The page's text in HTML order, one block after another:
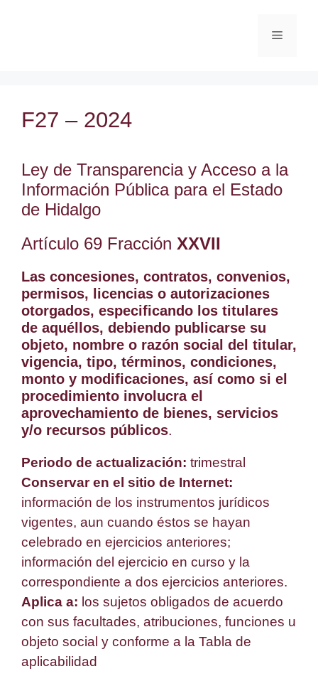
F27 – 2024
Ley de Transparencia y Acceso a la
Información Pública para el Estado
de Hidalgo
Artículo 69 Fracción XXVII
Las concesiones, contratos, convenios,
permisos, licencias o autorizaciones
otorgados, especificando los titulares
de aquéllos, debiendo publicarse su
objeto, nombre o razón social del titular,
vigencia, tipo, términos, condiciones,
monto y modificaciones, así como si el
procedimiento involucra el
aprovechamiento de bienes, servicios
y/o recursos públicos.
Periodo de actualización: trimestral
Conservar en el sitio de Internet:
información de los instrumentos jurídicos
vigentes, aun cuando éstos se hayan
celebrado en ejercicios anteriores;
información del ejercicio en curso y la
correspondiente a dos ejercicios anteriores.
Aplica a: los sujetos obligados de acuerdo
con sus facultades, atribuciones, funciones u
objeto social y conforme a la Tabla de
aplicabilidad